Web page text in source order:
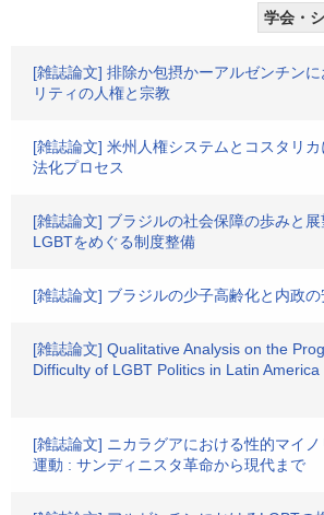
学会・
[雑誌論文] 排除か包摂かーアルゼンチン
リティの人権と宗教
[雑誌論文] 米州人権システムとコスタリ
法化プロセス
[雑誌論文] ブラジルの社会保障の歩みと展
LGBTをめぐる制度整備
[雑誌論文] ブラジルの少子高齢化と内政の
[雑誌論文] Qualitative Analysis on the
Difficulty of LGBT Politics in Latin
[雑誌論文] ニカラグアにおける性的マイ
運動 : サンディニスタ革命から現代まで